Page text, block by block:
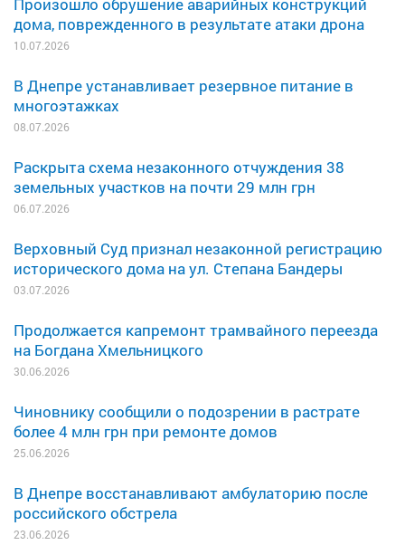
дома, поврежденного в результате атаки дрона
10.07.2026
В Днепре устанавливает резервное питание в
многоэтажках
08.07.2026
Раскрыта схема незаконного отчуждения 38
земельных участков на почти 29 млн грн
06.07.2026
Верховный Суд признал незаконной регистрацию
исторического дома на ул. Степана Бандеры
03.07.2026
Продолжается капремонт трамвайного переезда
на Богдана Хмельницкого
30.06.2026
Чиновнику сообщили о подозрении в растрате
более 4 млн грн при ремонте домов
25.06.2026
В Днепре восстанавливают амбулаторию после
российского обстрела
23.06.2026